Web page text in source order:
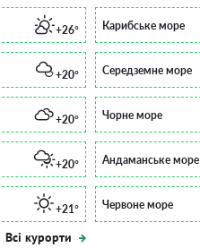
+26°
+20°
+20°
+20°
+21°
Всі курорти
Карибське море
Середземне море
Чорне море
Андаманське море
Червоне море